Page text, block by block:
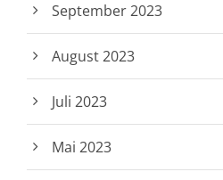
September 2023
August 2023
Juli 2023
Mai 2023